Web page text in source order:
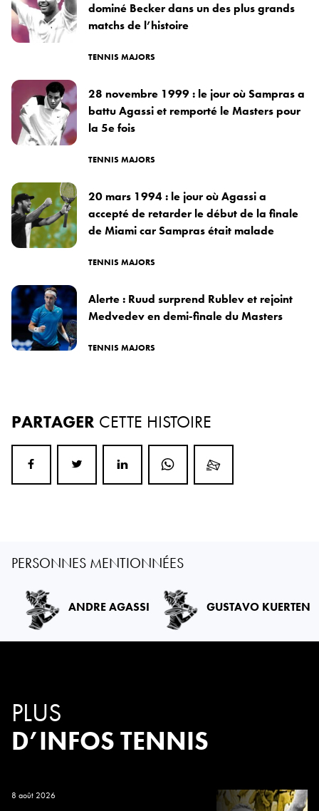
dominé Becker dans un des plus grands
matchs de l’histoire
TENNIS MAJORS
28 novembre 1999 : le jour où Sampras a
battu Agassi et remporté le Masters pour
la 5e fois
TENNIS MAJORS
20 mars 1994 : le jour où Agassi a
accepté de retarder le début de la finale
de Miami car Sampras était malade
TENNIS MAJORS
Alerte : Ruud surprend Rublev et rejoint
Medvedev en demi-finale du Masters
TENNIS MAJORS
PARTAGER CETTE HISTOIRE
PERSONNES MENTIONNÉES
ANDRE AGASSI GUSTAVO KUERTEN
PLUS
D’INFOS TENNIS
8 août 2026